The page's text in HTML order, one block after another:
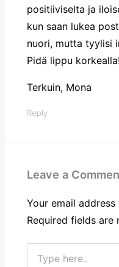
positiiviselta ja
kun saan lukea
nuori, mutta tyylisi
Pidä lippu
Terkuin, Mona
Reply
Leave a
Your email
Required fields are
here..